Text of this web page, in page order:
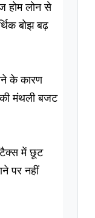
होम लोन से
बोझ बढ़
के कारण
मंथली बजट
टैक्स में छूट
पर नहीं